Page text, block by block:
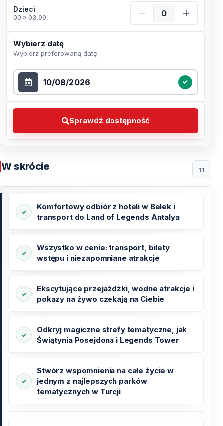
Dzieci
00 > 03,99
Dzieci Ilość
Wybierz datę
Wybierz preferowaną datę
Wybierz datę
Sprawdź dostępność
Sprawdź dostępność Wybierz preferowaną datę
W skrócie 11
Komfortowy odbiór z hoteli w Belek i
transport do Land of Legends Antalya
Wszystko w cenie: transport, bilety
wstępu i niezapomniane atrakcje
Ekscytujące przejażdżki, wodne atrakcje i
pokazy na żywo czekają na Ciebie
Odkryj magiczne strefy tematyczne, jak
Świątynia Posejdona i Legends Tower
Stwórz wspomnienia na całe życie w
jednym z najlepszych parków
tematycznych w Turcji